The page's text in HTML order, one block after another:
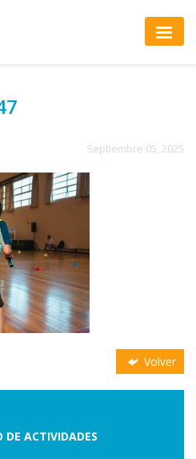
Septiembre 05, 2025
Volver
DE ACTIVIDADES